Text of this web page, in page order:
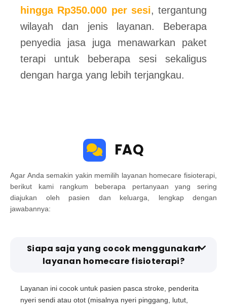
hingga Rp350.000 per sesi, tergantung
wilayah dan jenis layanan. Beberapa
penyedia jasa juga menawarkan paket
terapi untuk beberapa sesi sekaligus
dengan harga yang lebih terjangkau.
FAQ
Agar Anda semakin yakin memilih layanan homecare fisioterapi,
berikut kami rangkum beberapa pertanyaan yang sering
diajukan oleh pasien dan keluarga, lengkap dengan
jawabannya:
Siapa saja yang cocok menggunakan
layanan homecare fisioterapi?
Layanan ini cocok untuk pasien pasca stroke, penderita
nyeri sendi atau otot (misalnya nyeri pinggang, lutut,